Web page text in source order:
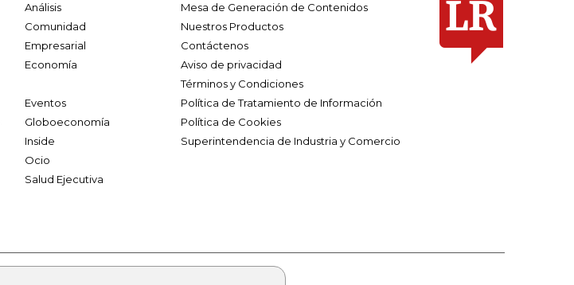
Análisis
Comunidad
Empresarial
Economía
Eventos
Globoeconomía
Inside
Ocio
Salud Ejecutiva
Mesa de Generación de Contenidos
Nuestros Productos
Contáctenos
Aviso de privacidad
Términos y Condiciones
Política de Tratamiento de Información
Política de Cookies
Superintendencia de Industria y Comercio